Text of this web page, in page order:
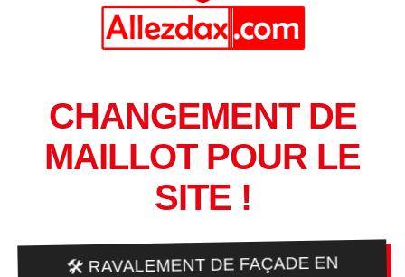
CHANGEMENT DE
MAILLOT POUR LE
SITE !
🛠️ RAVALEMENT DE FAÇADE EN